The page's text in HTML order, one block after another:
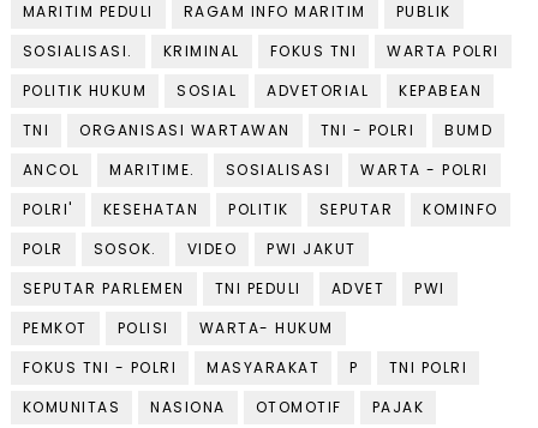
MARITIM PEDULI
RAGAM INFO MARITIM
PUBLIK
SOSIALISASI.
KRIMINAL FOKUS TNI
WARTA POLRI
POLITIK HUKUM
SOSIAL ADVETORIAL
KEPABEAN
TNI
ORGANISASI WARTAWAN TNI - POLRI
BUMD
ANCOL
MARITIME. SOSIALISASI
WARTA - POLRI
POLRI'
KESEHATAN POLITIK SEPUTAR
KOMINFO
POLR
SOSOK. VIDEO
PWI JAKUT
SEPUTAR PARLEMEN
TNI PEDULI ADVET
PWI
PEMKOT
POLISI
WARTA- HUKUM
FOKUS TNI - POLRI
MASYARAKAT P
TNI POLRI
KOMUNITAS
NASIONA OTOMOTIF
PAJAK